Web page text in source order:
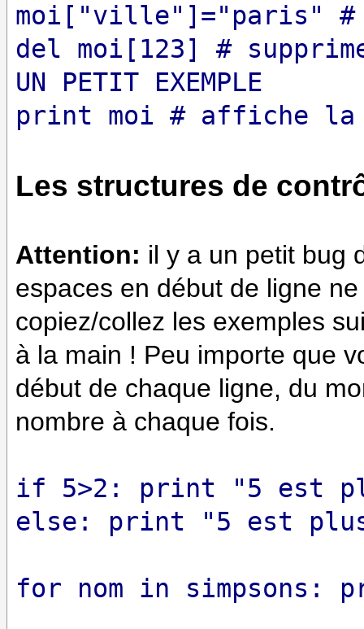
moi["ville"]="paris" #
del moi[123] #
UN PETIT EXEMPLE
print moi # affiche la
Les structures de
Attention: il y a un petit bug
espaces en début de ligne
copiez/collez les exemples
à la main ! Peu importe que
début de chaque ligne, du
nombre à chaque fois.
if 5>2: print "5 est
else: print "5 est
for nom in simpsons: